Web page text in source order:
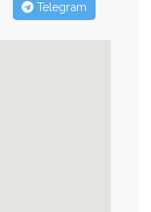
Telegram